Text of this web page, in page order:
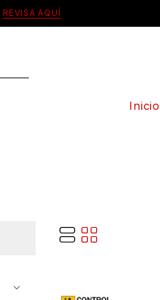
REVISA AQUÍ
Inicio